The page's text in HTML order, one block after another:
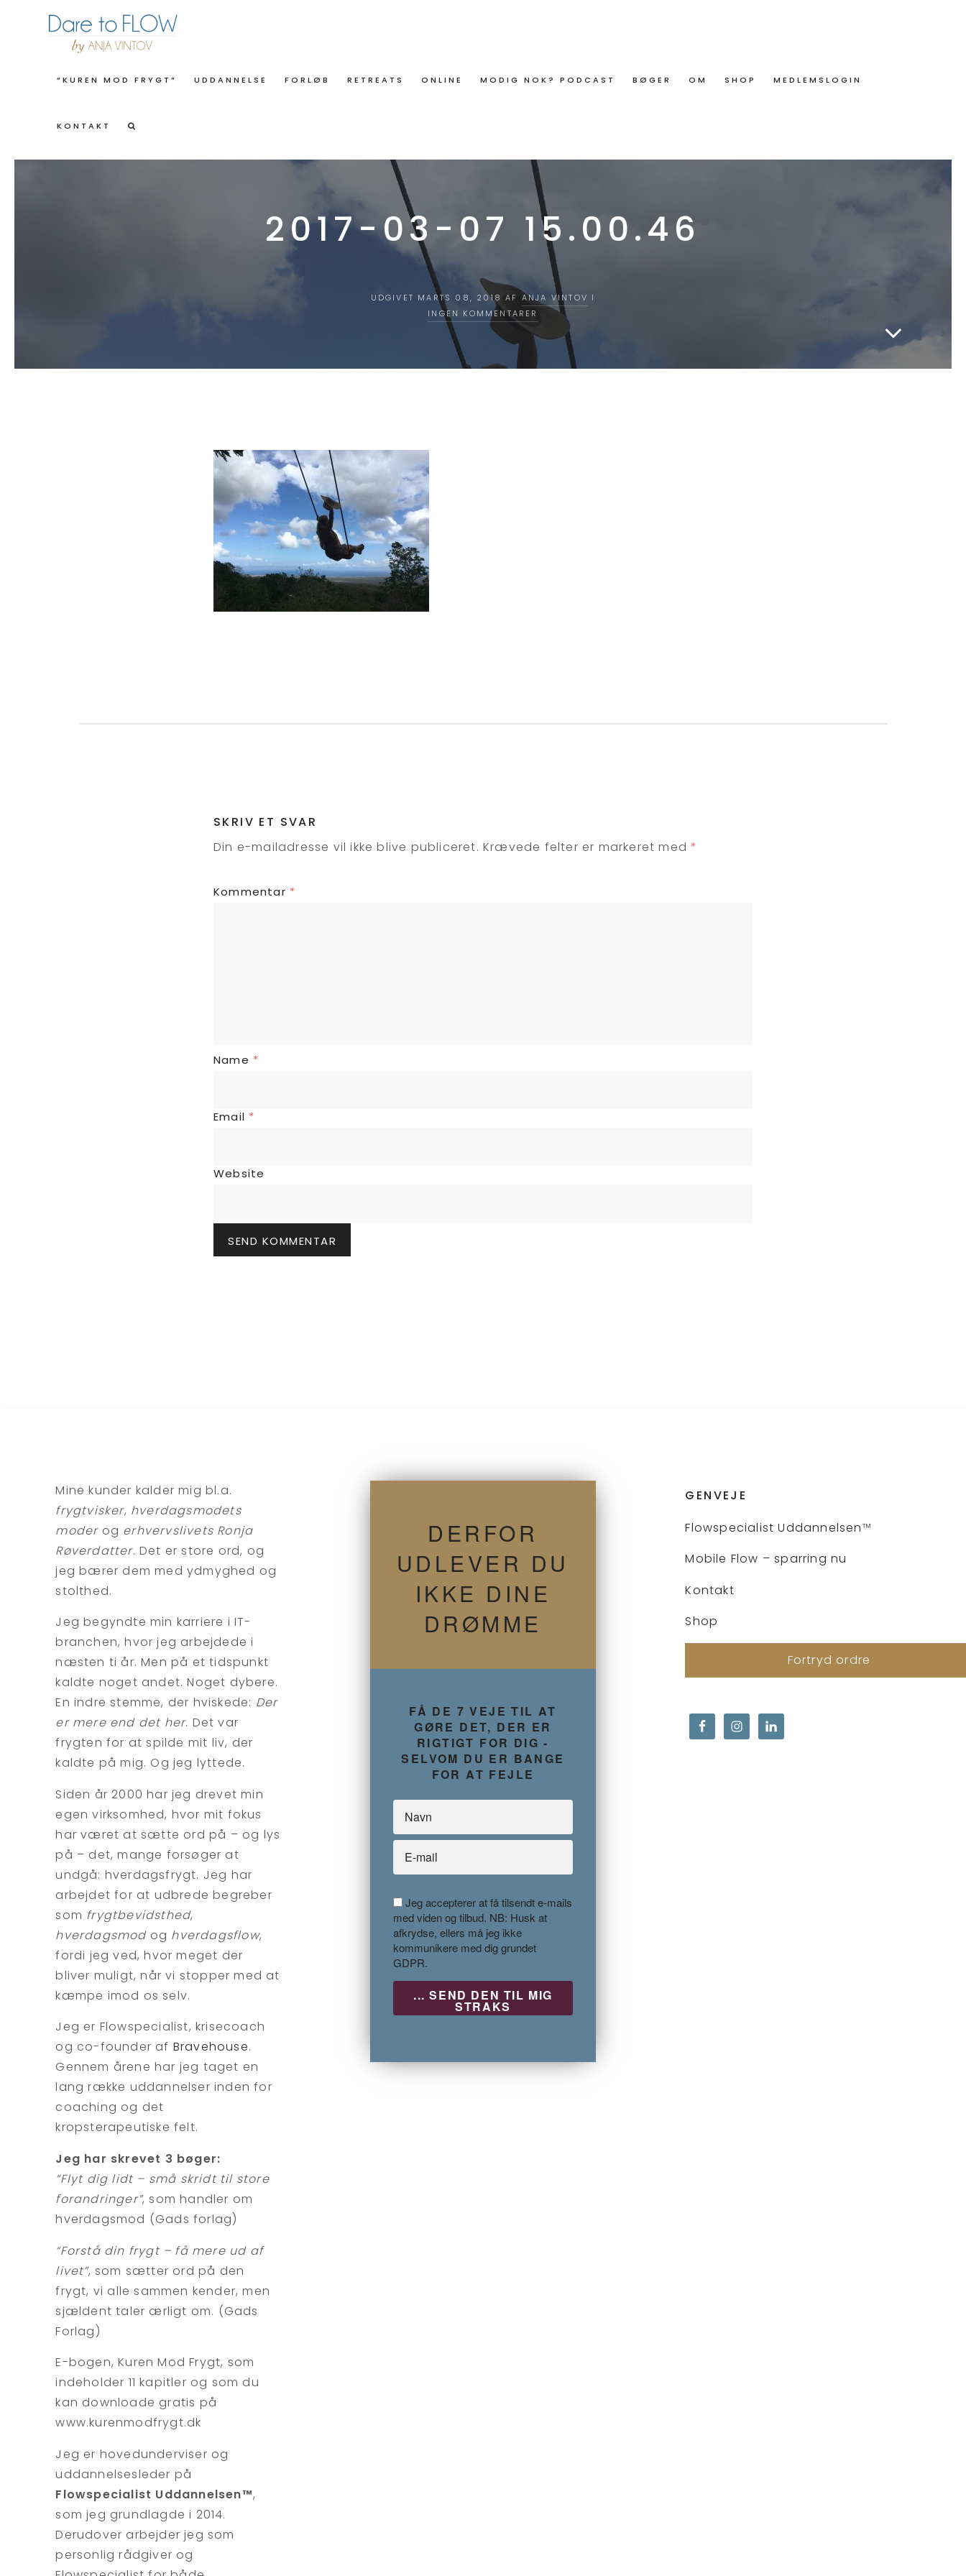
“KUREN MOD FRYGT” UDDANNELSE FORLØB RETREATS ONLINE MODIG NOK? PODCAST BØGER OM SHOP MEDLEMSLOGIN
KONTAKT
2017-03-07 15.00.46
UDGIVET MARTS 08, 2018 AF ANJA VINTOV I
INGEN KOMMENTARER
SKRIV ET SVAR
Din e-mailadresse vil ikke blive publiceret. Krævede felter er markeret med*
Kommentar *
Name *
Email *
Website
Mine kunder kalder mig bl.a.
frygtvisker, hverdagsmodets
moderog erhvervslivets Ronja
Røverdatter. Det er store ord, og
jeg bærer dem med ydmyghed og
stolthed.
Jeg begyndte min karriere i IT-
branchen, hvor jeg arbejdede i
næsten ti år. Men på et tidspunkt
kaldte noget andet. Noget dybere.
En indre stemme, der hviskede: Der
er mere end det her. Det var
frygten for at spilde mit liv, der
kaldte på mig. Og jeg lyttede.
Siden år 2000 har jeg drevet min
egen virksomhed, hvor mit fokus
har været at sætte ord på – og lys
på – det, mange forsøger at
undgå: hverdagsfrygt. Jeg har
arbejdet for at udbrede begreber
som frygtbevidsthed,
hverdagsmodog hverdagsflow,
fordi jeg ved, hvor meget der
bliver muligt, når vi stopper med at
kæmpe imod os selv.
Jeg er Flowspecialist, krisecoach
og co-founder af Bravehouse.
Gennem årene har jeg taget en
lang række uddannelser inden for
coaching og det
kropsterapeutiske felt.
Jeg har skrevet 3 bøger:
“Flyt dig lidt – små skridt til store
forandringer”, som handler om
hverdagsmod (Gads forlag)
“Forstå din frygt – få mere ud af
livet”, som sætter ord på den
frygt, vi alle sammen kender, men
sjældent taler ærligt om. (Gads
Forlag)
E-bogen, Kuren Mod Frygt, som
indeholder 11 kapitler og som du
kan downloade gratis på
www.kurenmodfrygt.dk
Jeg er hovedunderviser og
uddannelsesleder på
Flowspecialist Uddannelsen™,
som jeg grundlagde i 2014.
Derudover arbejder jeg som
personlig rådgiver og
DERFOR
UDLEVER DU
IKKE DINE
DRØMME
FÅ DE 7 VEJE TIL AT
GØRE DET, DER ER
RIGTIGT FOR DIG -
SELVOM DU ER BANGE
FOR AT FEJLE
Jeg accepterer at få tilsendt e-mails
med viden og tilbud. NB: Husk at
afkrydse, ellers må jeg ikke
kommunikere med dig grundet
GDPR.
GENVEJE
Flowspecialist Uddannelsen™
Mobile Flow – sparring nu
Kontakt
Shop
Fortryd ordre